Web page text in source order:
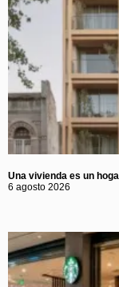
Una vivienda es un
6 agosto 2026